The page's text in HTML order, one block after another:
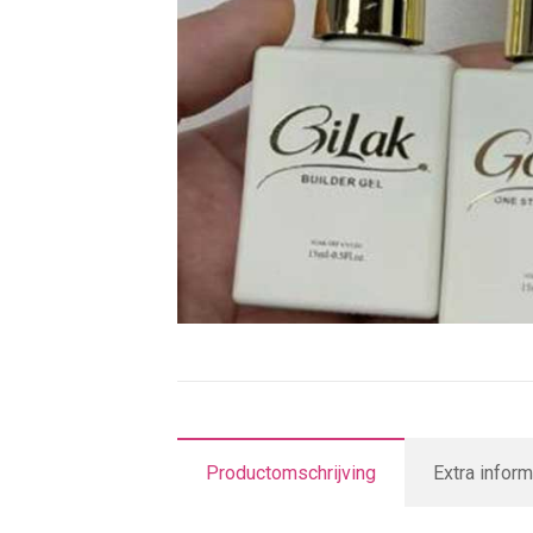
Productomschrijving Extra